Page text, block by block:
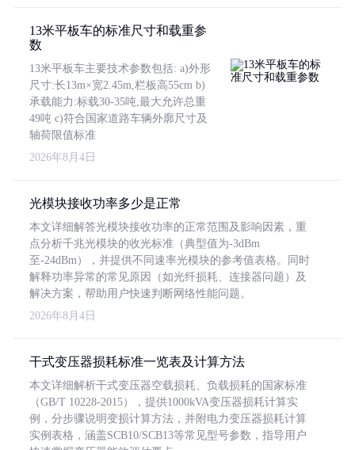
13米平板车的标准尺寸和载重参
数
13米平板车主要技术参数包括: a)外形
尺寸:长13m×宽2.45m,栏板高55cm b)
承载能力:标载30-35吨,最大允许总重
49吨 c)符合国家道路车辆外廓尺寸及
轴荷限值标准
2026年8月4日
光模块接收功率多少是正常
本文详细解答光模块接收功率的正常范围及影响因素，重
点分析千兆光模块的收光标准（典型值为-3dBm
至-24dBm），并提供不同速率光模块的参考值表格。同时
解释功率异常的常见原因（如光纤损耗、连接器问题）及
解决方案，帮助用户快速判断网络性能问题。
2026年8月4日
干式变压器损耗标准一览表及计算方法
本文详细解析干式变压器空载损耗、负载损耗的国家标准
（GB/T 10228-2015），提供1000kVA变压器损耗计算实
例，分步骤说明变损计算方法，并附电力变压器损耗计算
实例表格，涵盖SCB10/SCB13等常见型号参数，指导用户